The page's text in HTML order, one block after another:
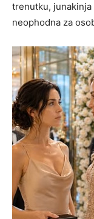
trenutku, junakinja
neophodna za